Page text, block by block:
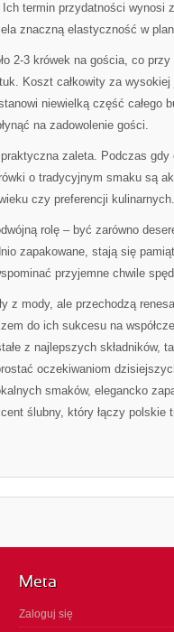
termin przydatności wynosi
znaczną elastyczność w
2-3 krówek na gościa, co
Koszt całkowity za
niewielką część całego
na zadowolenie gości.
zaleta. Podczas
o tradycyjnym smaku są
czy preferencji kulinarnych.
rolę – być zarówno
zapakowane, stają się
przyjemne chwile
z mody, ale przechodzą
do ich sukcesu na
z najlepszych składników,
oczekiwaniom
smaków, elegancko
ślubny, który łączy polskie
Meta
Zaloguj się